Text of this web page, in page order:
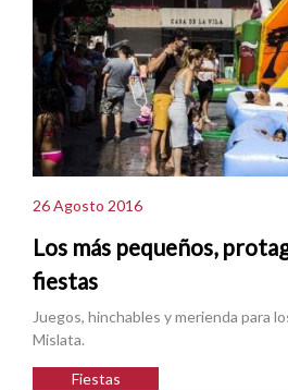
26 Agosto 2016
Los más pequeños,
fiestas
Juegos, hinchables y merienda para
Mislata.
Fiestas